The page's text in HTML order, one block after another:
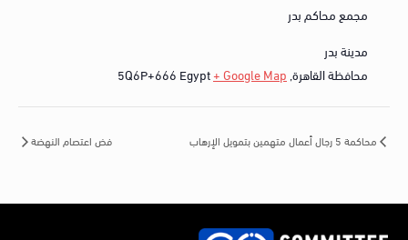
مجمع محاكم بدر
مدينة بدر
محافظة القاهرة,
5Q6P+666 Egypt+ Google Map
محاكمة 5 رجال أعمال متهمين بتمويل الإرهاب فض اعتصام النهضة